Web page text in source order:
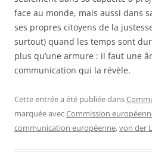
face au monde, mais aussi dans
ses propres citoyens de la
surtout) quand les temps sont
plus qu’une armure : il faut une
communication qui la révèle.
Cette entrée a été publiée dans
marquée avecCommission
communication européenne,von der